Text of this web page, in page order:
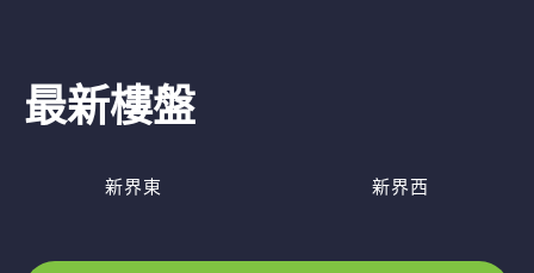
最新樓盤
新界東 新界西